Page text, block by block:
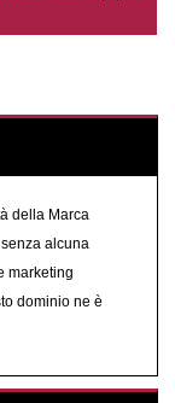
della Marca
alcuna
marketing
dominio ne è